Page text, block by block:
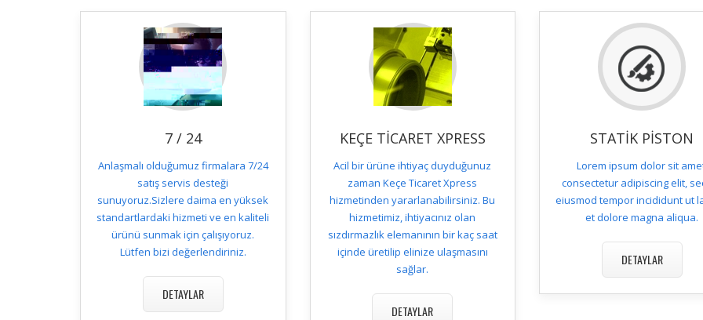
7 / 24
Anlaşmalı olduğumuz firmalara 7/24
satış servis desteği
sunuyoruz.Sizlere daima en yüksek
standartlardaki hizmeti ve en kaliteli
ürünü sunmak için çalışıyoruz.
Lütfen bizi değerlendiriniz.
DETAYLAR
KEÇE TICARET XPRESS
Acil bir ürüne ihtiyaç duyduğunuz
zaman Keçe Ticaret Xpress
hizmetinden yararlanabilirsiniz. Bu
hizmetimiz, ihtiyacınız olan
sızdırmazlık elemanının bir kaç saat
içinde üretilip elinize ulaşmasını
sağlar.
DETAYLAR
STATIK PISTON
Lorem ipsum dolor sit
consectetur adipiscing elit,
eiusmod tempor incididunt ut
et dolore magna aliqua.
DETAYLAR